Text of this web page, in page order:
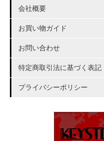
会社概要
お買い物ガイド
お問い合わせ
特定商取引法に基づく表記
プライバシーポリシー